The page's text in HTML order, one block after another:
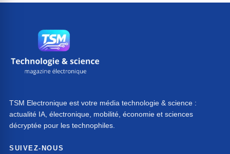
TSM Electronique est votre média technologie & science :
actualité IA, électronique, mobilité, économie et sciences
décryptée pour les technophiles.
SUIVEZ-NOUS